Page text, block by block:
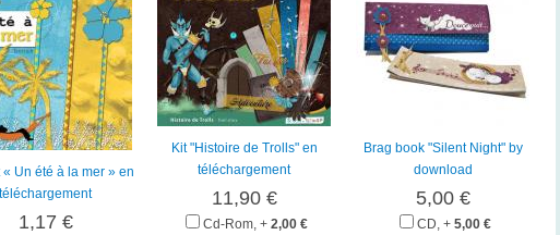
« Un été à la mer » en
téléchargement
1,17 €
Kit "Histoire de Trolls" en
téléchargement
11,90 €
Cd-Rom, + 2,00 €
Brag book "Silent Night" by
download
5,00 €
CD, + 5,00 €